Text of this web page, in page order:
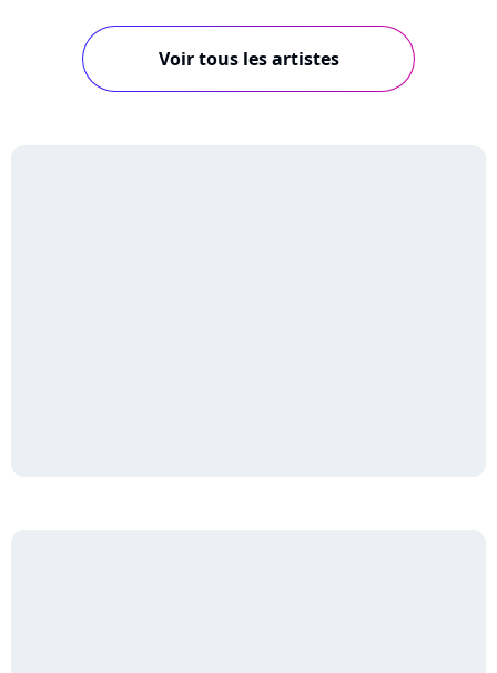
Voir tous les artistes